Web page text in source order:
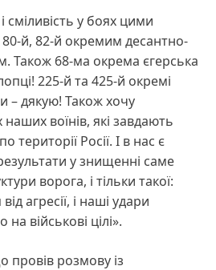
сміливість у боях цими
й, 82-й окремим десантно-
Також 68-ма окрема єгерська
225-й та 425-й окремі
– дякую! Також хочу
наших воїнів, які завдають
території Росії. І в нас є
у знищенні саме
ворога, і тільки такої:
агресії, і наші удари
військові цілі».
провів розмову із